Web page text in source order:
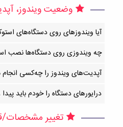
وضعیت ویندوز،
آیا ویندوزهای روی دستگاه‌های
چه ویندوزی روی دستگاه‌ها نصب
آپدیت‌های ویندوز را چه‌کسی
درایورهای دستگاه را خودم باید
تغییر مشخصات/